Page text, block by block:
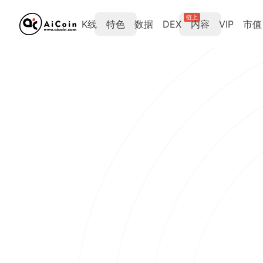
K线 特色 数据 DEX
链上
内容 VIP 市值